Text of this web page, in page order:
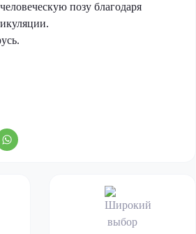
позу благодаря